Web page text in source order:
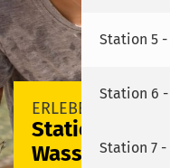
ERLEBEN
Station 5 - An
SON.NEC
Spielmeile
Weihnachten
Sonneberger
Station 5 -
Station 6
Station 7 -